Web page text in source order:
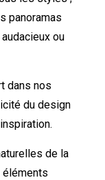
panoramas
ou
dans nos
du design
de la
éléments